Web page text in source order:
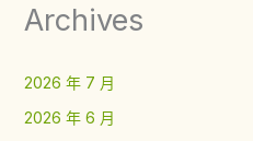
Archives
2026 年 7 月
2026 年 6 月